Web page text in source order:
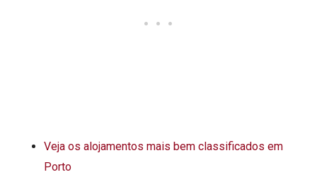
Veja os alojamentos mais bem classificados em
Porto